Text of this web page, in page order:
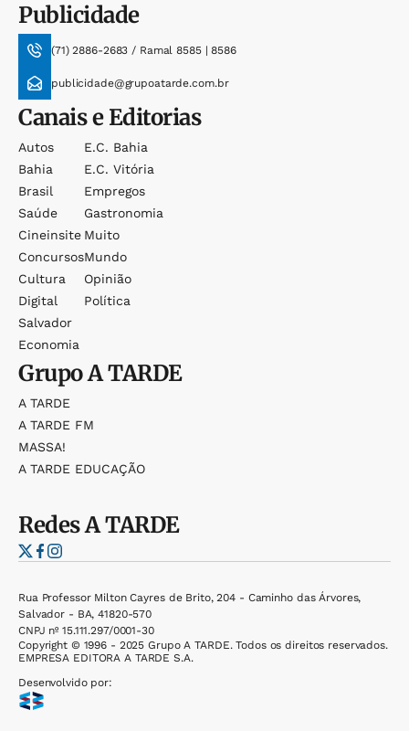
Publicidade
(71) 2886-2683 / Ramal 8585 | 8586
publicidade@grupoatarde.com.br
Canais e Editorias
Autos
Bahia
Brasil
Saúde
Cineinsite
Concursos
Cultura
Digital
Salvador
Economia
E.c. Bahia
E.c. Vitória
Empregos
Gastronomia
Muito
Mundo
Opinião
Política
GrupoA TARDE
A TARDE
A TARDE FM
MASSA!
A TARDE EDUCAÇÃO
RedesA TARDE
Rua Professor Milton Cayres de Brito, 204 - Caminho das Árvores,
Salvador - BA, 41820-570
CNPJ nº 15.111.297/0001-30
Copyright © 1996 - 2025 Grupo A TARDE. Todos os direitos reservados.
EMPRESA EDITORA A TARDE S.A.
Desenvolvido por: